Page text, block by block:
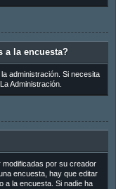
a la encuesta?
administración. Si necesita
Administración.
por su creador
encuesta, hay que editar
a la encuesta. Si nadie ha